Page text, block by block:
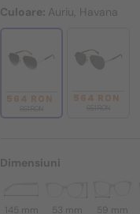
Culoare: Auriu, Havana
564 RON 564 RON
Dimensiuni
145 mm 53 mm 59 mm